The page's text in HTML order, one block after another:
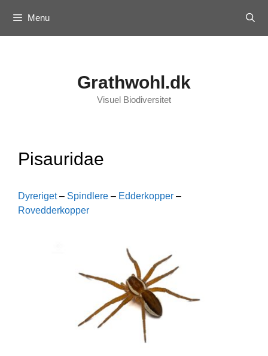
content
Menu
Grathwohl.dk
Visuel Biodiversitet
Pisauridae
Dyreriget– Spindlere – Edderkopper –
Rovedderkopper